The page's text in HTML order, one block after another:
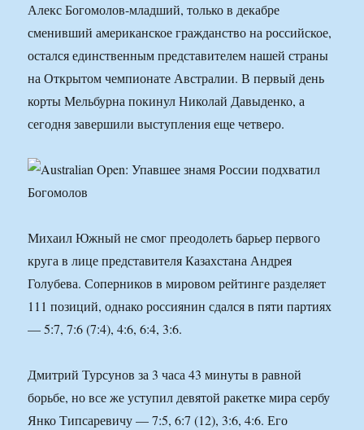
Алекс Богомолов-младший, только в декабре
сменивший американское гражданство на российское,
остался единственным представителем нашей страны
на Открытом чемпионате Австралии. В первый день
корты Мельбурна покинул Николай Давыденко, а
сегодня завершили выступления еще четверо.
Михаил Южный не смог преодолеть барьер первого
круга в лице представителя Казахстана Андрея
Голубева. Соперников в мировом рейтинге разделяет
111 позиций, однако россиянин сдался в пяти партиях
— 5:7, 7:6 (7:4), 4:6, 6:4, 3:6.
Дмитрий Турсунов за 3 часа 43 минуты в равной
борьбе, но все же уступил девятой ракетке мира сербу
Янко Типсаревичу — 7:5, 6:7 (12), 3:6, 4:6. Его